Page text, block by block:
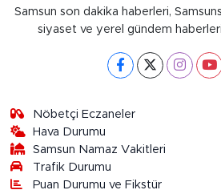
Samsun son dakika haberleri,
siyaset ve yerel gündem
Nöbetçi Eczaneler
Hava Durumu
Samsun Namaz Vakitleri
Trafik Durumu
Puan Durumu ve Fikstür